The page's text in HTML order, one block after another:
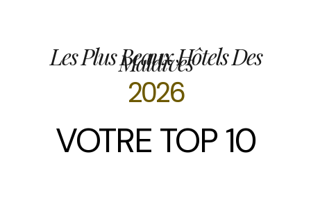
Les Plus Beaux Hôtels Des
Maldives
2026
VOTRE TOP 10